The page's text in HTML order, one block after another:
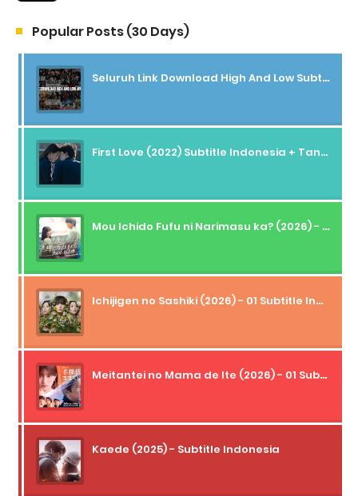
Popular Posts (30 Days)
Seluruh Link Download High And Low Subtitle Indonesia
First Love (2022) Subtitle Indonesia + Tanpa Iklan + Streaming + 1080p
Mou Ichido Fufu ni Narimasu ka? (2026) - 01 Subtitle Indonesia
Ichijigen no Sashiki (2026) - 01 Subtitle Indonesia
Meitantei no Mama de Ite (2026) - 01 Subtitle Indonesia
Kaede (2025) - Subtitle Indonesia